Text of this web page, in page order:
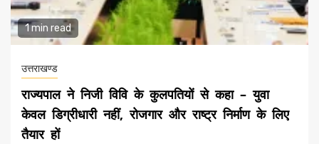
1 min read
उत्तराखण्ड
राज्यपाल ने निजी विवि के कुलपतियों से कहा – युवा
केवल डिग्रीधारी नहीं, रोजगार और राष्ट्र निर्माण के लिए
तैयार हों